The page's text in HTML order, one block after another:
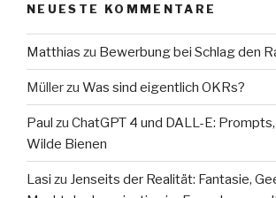
NEUESTE KOMMENTARE
Matthias zu Bewerbung bei Schlag den
Müllerzu Was sind eigentlich OKRs?
Paul zu ChatGPT 4 und DALL-E:
Wilde Bienen
Lasi zu Jenseits der Realität: Fantasie,